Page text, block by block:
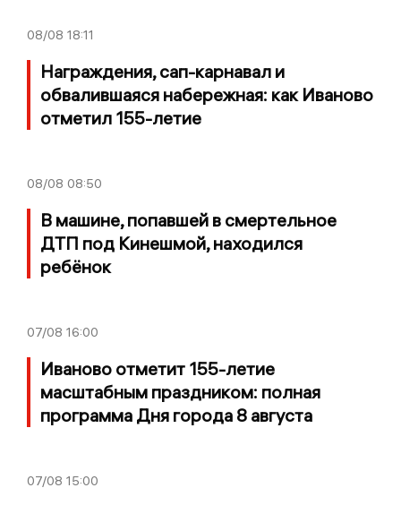
08/08 18:11
Награждения, сап-карнавал и
обвалившаяся набережная: как Иваново
отметил 155-летие
08/08 08:50
В машине, попавшей в смертельное
ДТП под Кинешмой, находился
ребёнок
07/08 16:00
Иваново отметит 155-летие
масштабным праздником: полная
программа Дня города 8 августа
07/08 15:00